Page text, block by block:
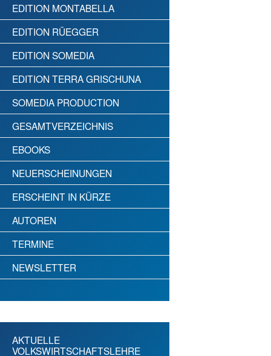
EDITION MONTABELLA
EDITION RÜEGGER
EDITION SOMEDIA
EDITION TERRA GRISCHUNA
SOMEDIA PRODUCTION
GESAMTVERZEICHNIS
EBOOKS
NEUERSCHEINUNGEN
ERSCHEINT IN KÜRZE
AUTOREN
TERMINE
NEWSLETTER
AKTUELLE
VOLKSWIRTSCHAFTSLEHRE